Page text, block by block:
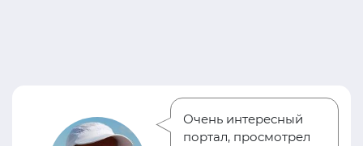
Очень интересный
портал, просмотрел